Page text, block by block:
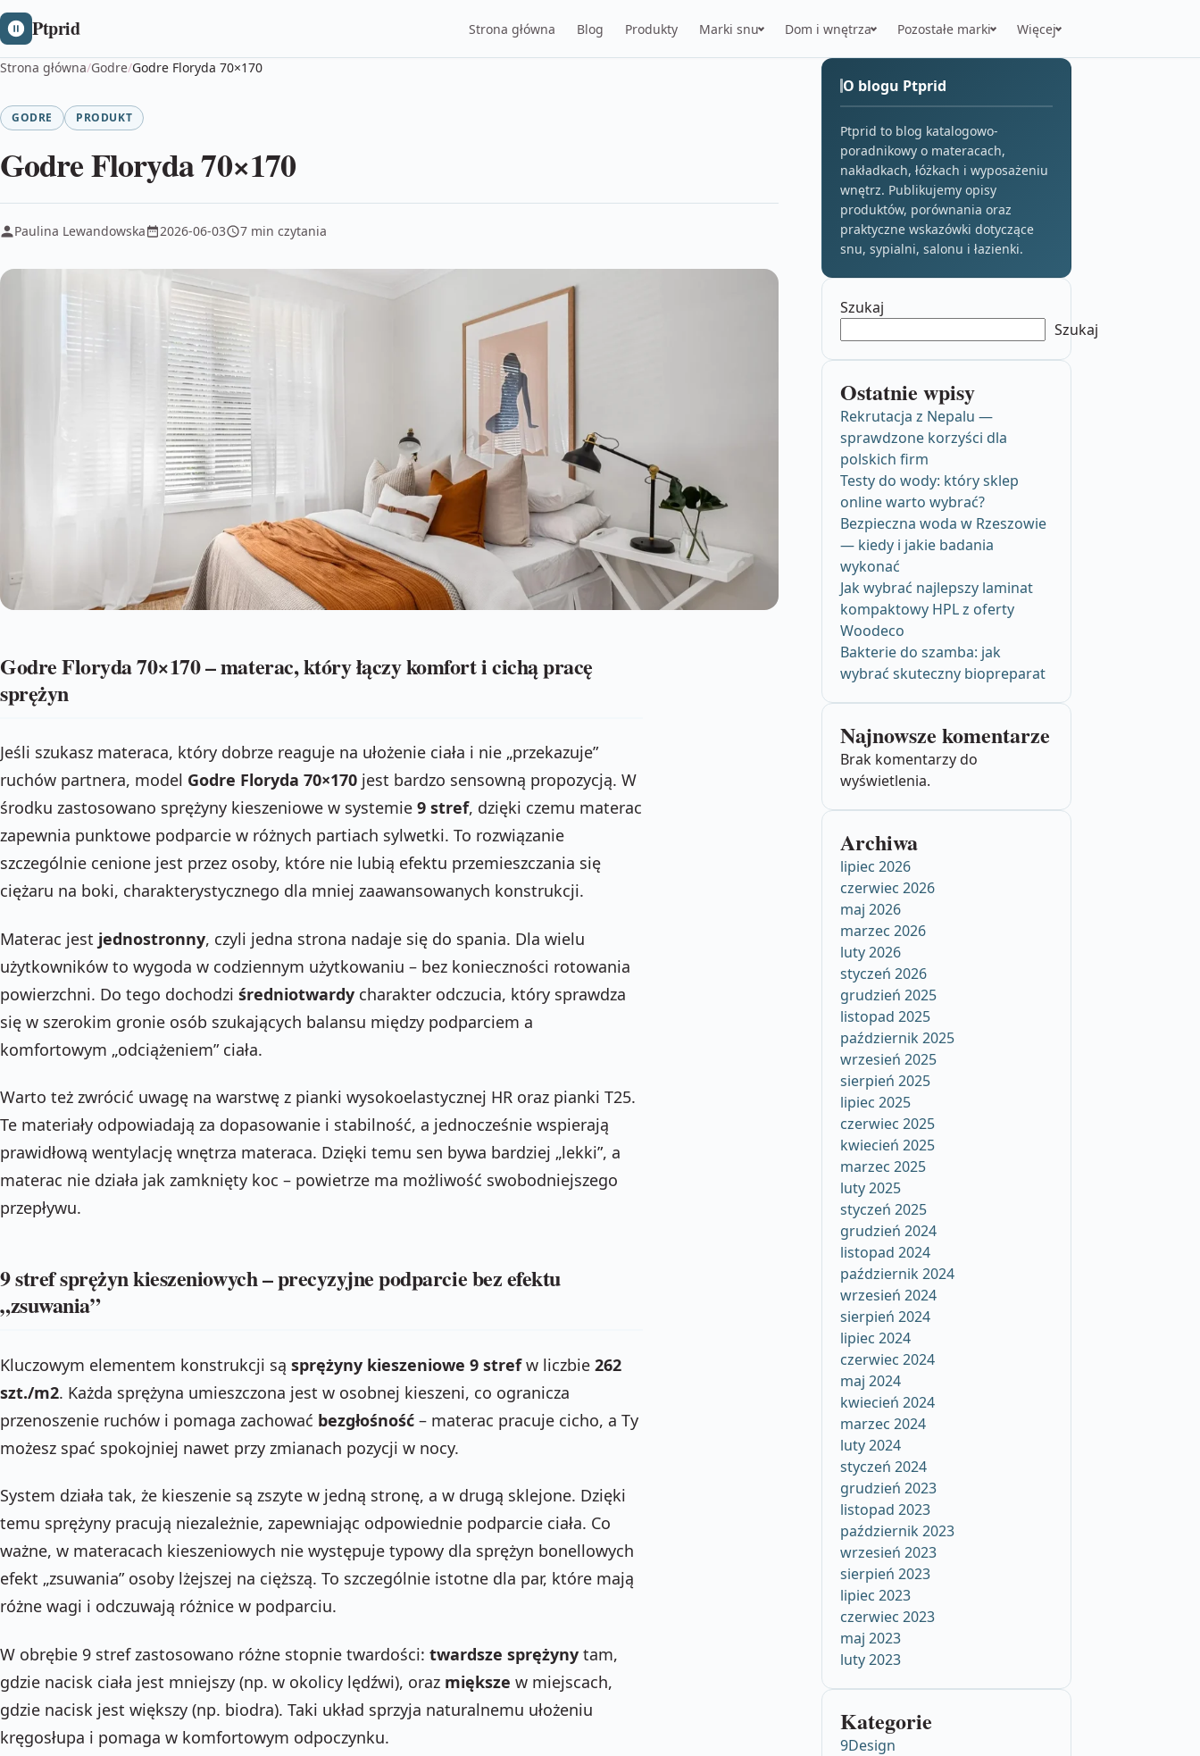
Ptprid Strona główna Blog Produkty Marki snu Dom i wnętrza Pozostałe marki Więcej
Strona główna/Godre/Godre Floryda 70×170
GODRE PRODUKT
Godre Floryda 70×170
Paulina Lewandowska 2026-06-03 7 min czytania
Godre Floryda 70×170 – materac, który łączy komfort i cichą pracę
sprężyn
Jeśli szukasz materaca, który dobrze reaguje na ułożenie ciała i nie „przekazuje”
ruchów partnera, model Godre Floryda 70×170 jest bardzo sensowną propozycją. W
środku zastosowano sprężyny kieszeniowe w systemie 9 stref, dzięki czemu materac
zapewnia punktowe podparcie w różnych partiach sylwetki. To rozwiązanie
szczególnie cenione jest przez osoby, które nie lubią efektu przemieszczania się
ciężaru na boki, charakterystycznego dla mniej zaawansowanych konstrukcji.
Materac jest jednostronny, czyli jedna strona nadaje się do spania. Dla wielu
użytkowników to wygoda w codziennym użytkowaniu – bez konieczności rotowania
powierzchni. Do tego dochodzi średniotwardy charakter odczucia, który sprawdza
się w szerokim gronie osób szukających balansu między podparciem a
komfortowym „odciążeniem” ciała.
Warto też zwrócić uwagę na warstwę z pianki wysokoelastycznej HR oraz pianki T25.
Te materiały odpowiadają za dopasowanie i stabilność, a jednocześnie wspierają
prawidłową wentylację wnętrza materaca. Dzięki temu sen bywa bardziej „lekki”, a
materac nie działa jak zamknięty koc – powietrze ma możliwość swobodniejszego
przepływu.
9 stref sprężyn kieszeniowych – precyzyjne podparcie bez efektu
„zsuwania”
Kluczowym elementem konstrukcji są sprężyny kieszeniowe 9 strefw liczbie 262
szt./m2. Każda sprężyna umieszczona jest w osobnej kieszeni, co ogranicza
przenoszenie ruchów i pomaga zachować bezgłośność – materac pracuje cicho, a Ty
możesz spać spokojniej nawet przy zmianach pozycji w nocy.
System działa tak, że kieszenie są zszyte w jedną stronę, a w drugą sklejone. Dzięki
temu sprężyny pracują niezależnie, zapewniając odpowiednie podparcie ciała. Co
ważne, w materacach kieszeniowych nie występuje typowy dla sprężyn bonellowych
efekt „zsuwania” osoby lżejszej na cięższą. To szczególnie istotne dla par, które mają
różne wagi i odczuwają różnice w podparciu.
W obrębie 9 stref zastosowano różne stopnie twardości: twardsze sprężyny tam,
gdzie nacisk ciała jest mniejszy (np. w okolicy lędźwi), oraz miększe w miejscach,
gdzie nacisk jest większy (np. biodra). Taki układ sprzyja naturalnemu ułożeniu
kręgosłupa i pomaga w komfortowym odpoczynku.
O blogu Ptprid
Ptprid to blog katalogowo-
poradnikowy o materacach,
nakładkach, łóżkach i wyposażeniu
wnętrz. Publikujemy opisy
produktów, porównania oraz
praktyczne wskazówki dotyczące
snu, sypialni, salonu i łazienki.
Szukaj
Szukaj
Ostatnie wpisy
Rekrutacja z Nepalu —
sprawdzone korzyści dla
polskich firm
Testy do wody: który sklep
online warto wybrać?
Bezpieczna woda w Rzeszowie
— kiedy i jakie badania
wykonać
Jak wybrać najlepszy laminat
kompaktowy HPL z oferty
Woodeco
Bakterie do szamba: jak
wybrać skuteczny biopreparat
Najnowsze komentarze
Brak komentarzy do
wyświetlenia.
Archiwa
lipiec 2026
czerwiec 2026
maj 2026
marzec 2026
luty 2026
styczeń 2026
grudzień 2025
listopad 2025
październik 2025
wrzesień 2025
sierpień 2025
lipiec 2025
czerwiec 2025
kwiecień 2025
marzec 2025
luty 2025
styczeń 2025
grudzień 2024
listopad 2024
październik 2024
wrzesień 2024
sierpień 2024
lipiec 2024
czerwiec 2024
maj 2024
kwiecień 2024
marzec 2024
luty 2024
styczeń 2024
grudzień 2023
listopad 2023
październik 2023
wrzesień 2023
sierpień 2023
lipiec 2023
czerwiec 2023
maj 2023
luty 2023
Kategorie
9Design